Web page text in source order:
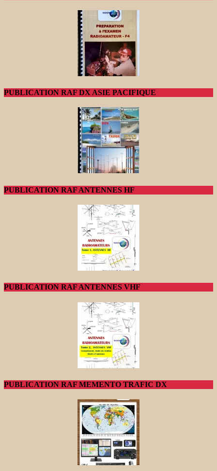
PUBLICATION RAF DX ASIE PACIFIQUE
PUBLICATION RAF ANTENNES HF
PUBLICATION RAF ANTENNES VHF
PUBLICATION RAF MEMENTO TRAFIC DX